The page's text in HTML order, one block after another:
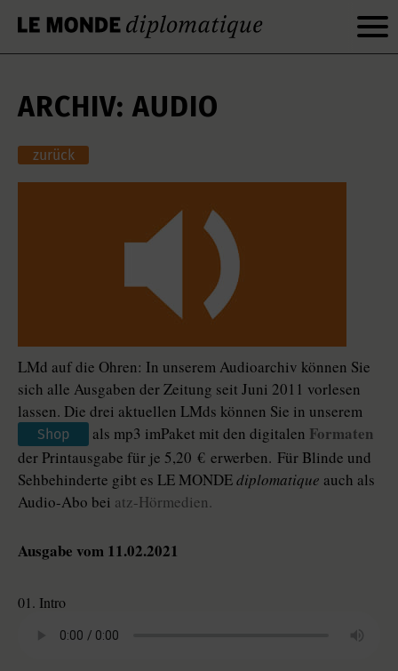
ARCHIV: AUDIO
zurück
LMd auf die Ohren: In unserem Audioarchiv können Sie
sich alle Ausgaben der Zeitung seit Juni 2011 vorlesen
lassen. Die drei aktuellen LMds können Sie in unserem
Shop als mp3 imPaket mit den digitalen Formaten
der Printausgabe für je 5,20 € erwerben. Für Blinde und
Sehbehinderte gibt es LE MONDEdiplomatique auch als
Audio-Abo bei atz-Hörmedien.
Ausgabe vom 11.02.2021
01. Intro